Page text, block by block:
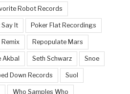
Robot Records
Say It Poker Flat Recordings
Remix Repopulate Mars
Akbal Seth Schwarz Snoe
Down Records Suol
Who Samples Who